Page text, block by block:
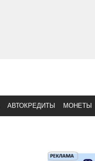
АВТОКРЕДИТЫ МОНЕТЫ